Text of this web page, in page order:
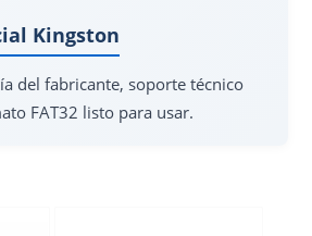
Kingston
del fabricante, soporte técnico
FAT32 listo para usar.